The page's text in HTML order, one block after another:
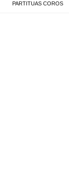
PARTITUAS COROS